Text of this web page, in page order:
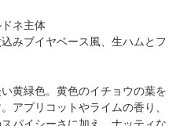
ネ主体
みブイヤベース風、生ハムとフ
黄緑色。黄色のイチョウの葉を
アプリコットやライムの香り、